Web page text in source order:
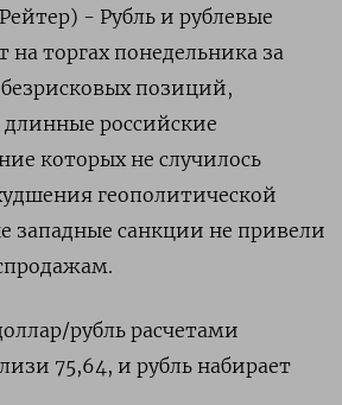
- Рубль и рублевые
торгах понедельника за
позиций,
российские
которых не случилось
геополитической
западные санкции не привели
рубль расчетами
75,64, и рубль набирает